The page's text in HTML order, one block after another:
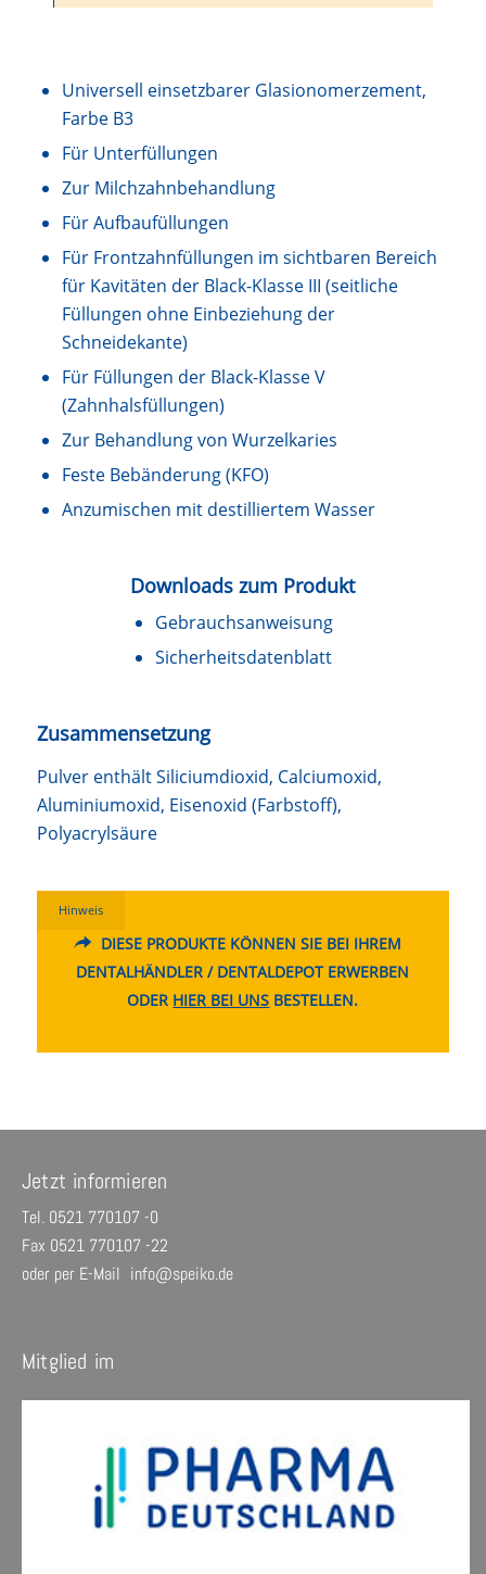
Universell einsetzbarer Glasionomerzement,
Farbe B3
Für Unterfüllungen
Zur Milchzahnbehandlung
Für Aufbaufüllungen
Für Frontzahnfüllungen im sichtbaren Bereich
für Kavitäten der Black-Klasse III (seitliche
Füllungen ohne Einbeziehung der
Schneidekante)
Für Füllungen der Black-Klasse V
(Zahnhalsfüllungen)
Zur Behandlung von Wurzelkaries
Feste Bebänderung (KFO)
Anzumischen mit destilliertem Wasser
Downloads zum Produkt
Gebrauchsanweisung
Sicherheitsdatenblatt
Zusammensetzung
Pulver enthält Siliciumdioxid, Calciumoxid,
Aluminiumoxid, Eisenoxid (Farbstoff),
Polyacrylsäure
Hinweis
DIESE PRODUKTE KÖNNEN SIE BEI IHREM
DENTALHÄNDLER / DENTALDEPOT ERWERBEN
ODER HIER BEI UNS BESTELLEN.
Jetzt informieren
Tel. 0521 770107 -0
Fax 0521 770107 -22
oder per E-Mail info@speiko.de
Mitglied im